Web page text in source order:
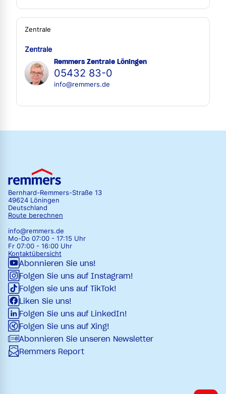
Zentrale
Zentrale
Remmers Zentrale Löningen
05432 83-0
info@remmers.de
Bernhard-Remmers-Straße 13
49624 Löningen
Deutschland
Route berechnen
info@remmers.de
Mo-Do 07:00 - 17:15 Uhr
Fr 07:00 - 16:00 Uhr
Kontaktübersicht
Abonnieren Sie uns!
Folgen Sie uns auf Instagram!
Folgen sie uns auf TikTok!
Liken Sie uns!
Folgen Sie uns auf LinkedIn!
Folgen Sie uns auf Xing!
Abonnieren Sie unseren Newsletter
Remmers Report